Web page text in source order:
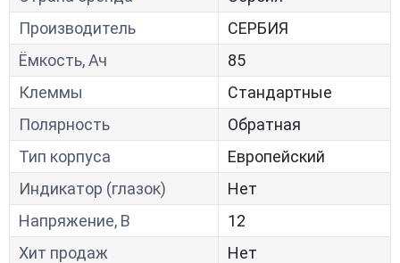
Производитель
СЕРБИЯ
Ёмкость, Ач
85
Клеммы
Стандартные
Полярность
Обратная
Тип корпуса
Европейский
Индикатор (глазок)
Нет
Напряжение, В
12
Хит продаж
Нет